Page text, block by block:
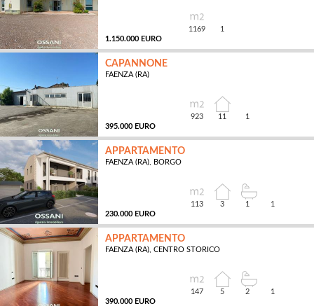
1.150.000 EURO
1169 1
CAPANNONE
FAENZA (RA)
395.000 EURO
923 11 1
APPARTAMENTO
FAENZA (RA), BORGO
230.000 EURO
113 3 1 1
APPARTAMENTO
FAENZA (RA), CENTRO STORICO
390.000 EURO
147 5 2 1